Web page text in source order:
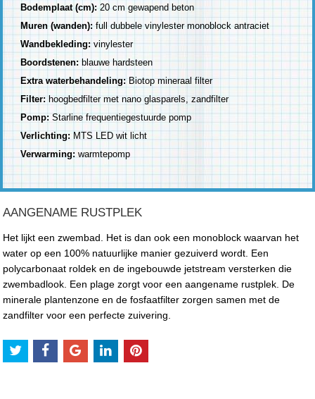
Bodemplaat (cm):20 cm gewapend beton
Muren (wanden):full dubbele vinylester monoblock antraciet
Wandbekleding:vinylester
Boordstenen: blauwe hardsteen
Extra waterbehandeling:Biotop mineraal filter
Filter: hoogbedfilter met nano glasparels, zandfilter
Pomp:Starline frequentiegestuurde pomp
Verlichting: MTS LED wit licht
Verwarming: warmtepomp
AANGENAME RUSTPLEK
Het lijkt een zwembad. Het is dan ook een monoblock waarvan het
water op een 100% natuurlijke manier gezuiverd wordt. Een
polycarbonaat roldek en de ingebouwde jetstream versterken die
zwembadlook. Een plage zorgt voor een aangename rustplek. De
minerale plantenzone en de fosfaatfilter zorgen samen met de
zandfilter voor een perfecte zuivering.